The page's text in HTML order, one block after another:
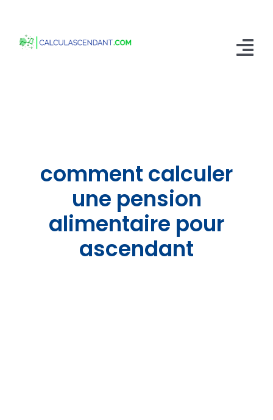
contenu
Contactez-nous
comment calculer
une pension
alimentaire pour
ascendant